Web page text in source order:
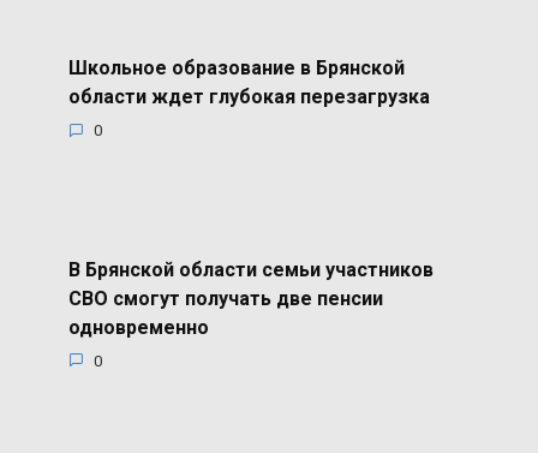
Школьное образование в Брянской
области ждет глубокая перезагрузка
0
В Брянской области семьи участников
СВО смогут получать две пенсии
одновременно
0